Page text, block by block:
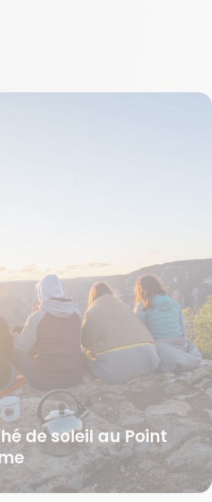
la conformité avec les
de soleil au Point